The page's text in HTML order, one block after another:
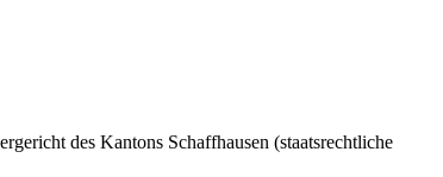
des Kantons Schaffhausen (staatsrechtliche